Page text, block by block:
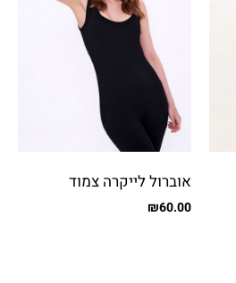
אוברול לייקרה צמוד
₪60.00